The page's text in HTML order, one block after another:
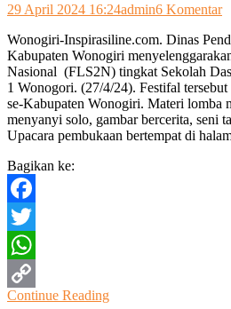
29 April 2024 16:24admin6 Komentar
Wonogiri-Inspirasiline.com. Dinas
Kabupaten Wonogiri
Nasional (FLS2N) tingkat Sekolah
1 Wonogori. (27/4/24). Festifal
se-Kabupaten Wonogiri. Materi lomba
menyanyi solo, gambar bercerita, seni
Upacara pembukaan bertempat di
Bagikan ke:
Facebook
Twitter
WhatsApp
Copy
Continue Reading